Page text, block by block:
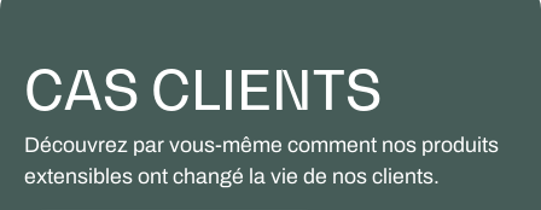
CAS CLIENTS
Découvrez par vous-même comment nos produits
extensibles ont changé la vie de nos clients.